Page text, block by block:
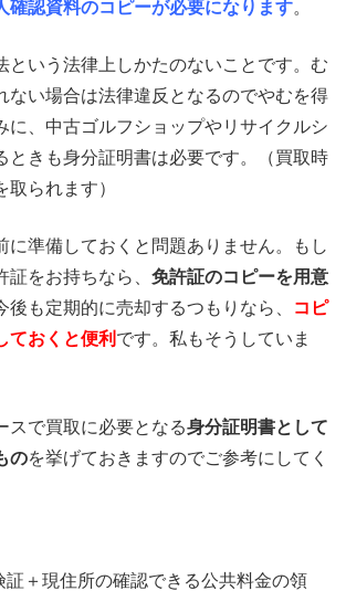
確認資料のコピーが必要になります。
という法律上しかたのないことです。む
ない場合は法律違反となるのでやむを得
に、中古ゴルフショップやリサイクルシ
ときも身分証明書は必要です。（買取時
られます）
に準備しておくと問題ありません。もし
をお持ちなら、 免許証のコピーを用意
後も定期的に売却するつもりなら、
コピ
ておくと便利 です。私もそうしていま
スで買取に必要となる身分証明書として
のを挙げておきますのでご参考にしてく
証＋現住所の確認できる公共料金の領